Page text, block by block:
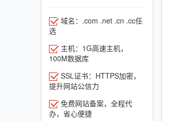
域名：.com .net .cn .cc任
选
主机：1G高速主机，
100M数据库
SSL证书：HTTPS加密，
提升网站公信力
免费网站备案，全程代
办，省心便捷